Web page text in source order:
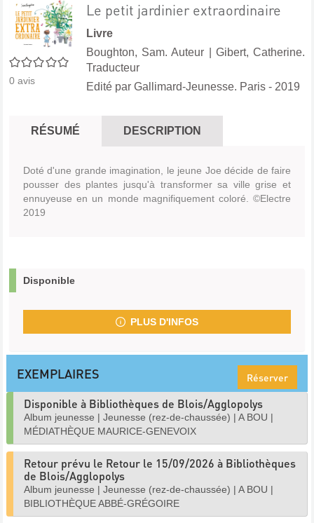
0/5
0 avis
Le petit jardinier extraordinaire
Livre
Boughton, Sam. Auteur
Gibert, Catherine.
Traducteur
Edité par Gallimard-Jeunesse. Paris - 2019
RÉSUMÉ DESCRIPTION
Doté d'une grande imagination, le jeune Joe décide de faire
pousser des plantes jusqu'à transformer sa ville grise et
ennuyeuse en un monde magnifiquement coloré. ©Electre
2019
Disponible
PLUS D'INFOS
EXEMPLAIRES Réserver
Disponible à Bibliothèques de Blois/Agglopolys
Album jeunesse | Jeunesse (rez-de-chaussée) | A BOU |
MÉDIATHÈQUE MAURICE-GENEVOIX
Retour prévu le Retour le 15/09/2026 à Bibliothèques
de Blois/Agglopolys
Album jeunesse | Jeunesse (rez-de-chaussée) | A BOU |
BIBLIOTHÈQUE ABBÉ-GRÉGOIRE